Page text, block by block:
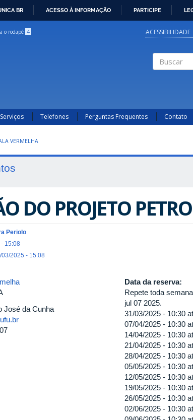
BR ACESSO À INFORMAÇÃO PARTICIPE
o rodapé 4 ACESSIBILIDADE
Serviços Telefones Perguntas Frequentes Contato
VERMELHA
DO PROJETO
Periolo
15:08
2025 - 15:08
José da Cunha
Data da reserva:
Repete toda
jul 07 2025.
31/03/2025 - 10:30
07/04/2025 - 10:30
14/04/2025 - 10:30
21/04/2025 - 10:30
28/04/2025 - 10:30
05/05/2025 - 10:30
12/05/2025 - 10:30
19/05/2025 - 10:30
26/05/2025 - 10:30
02/06/2025 - 10:30